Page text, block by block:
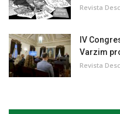
Revista
IV
Varzim
Revista